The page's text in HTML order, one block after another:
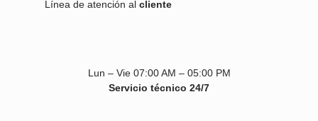
Línea de atención al cliente
Lun – Vie 07:00 AM – 05:00 PM
Servicio técnico 24/7